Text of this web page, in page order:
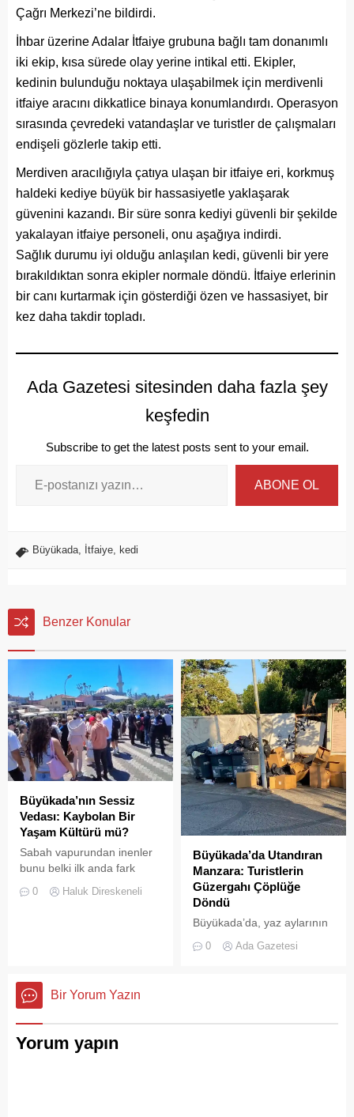
Çağrı Merkezi’ne bildirdi.
İhbar üzerine Adalar İtfaiye grubuna bağlı tam donanımlı
iki ekip, kısa sürede olay yerine intikal etti. Ekipler,
kedinin bulunduğu noktaya ulaşabilmek için merdivenli
itfaiye aracını dikkatlice binaya konumlandırdı. Operasyon
sırasında çevredeki vatandaşlar ve turistler de çalışmaları
endişeli gözlerle takip etti.
Merdiven aracılığıyla çatıya ulaşan bir itfaiye eri, korkmuş
haldeki kediye büyük bir hassasiyetle yaklaşarak
güvenini kazandı. Bir süre sonra kediyi güvenli bir şekilde
yakalayan itfaiye personeli, onu aşağıya indirdi.
Sağlık durumu iyi olduğu anlaşılan kedi, güvenli bir yere
bırakıldıktan sonra ekipler normale döndü. İtfaiye erlerinin
bir canı kurtarmak için gösterdiği özen ve hassasiyet, bir
kez daha takdir topladı.
Ada Gazetesi sitesinden daha fazla şey
keşfedin
Subscribe to get the latest posts sent to your email.
ABONE OL
Büyükada İtfaiye kedi
Benzer Konular
Büyükada’nın Sessiz
Vedası: Kaybolan Bir
Yaşam Kültürü mü?
Sabah vapurundan inenler
bunu belki ilk anda fark
Büyükada’yı elli, altmış yıldır
0 Haluk Direskeneli
Büyükada’da Utandıran
Manzara: Turistlerin
Güzergahı Çöplüğe
Döndü
Büyükada’da, yaz aylarının
ziyaretçi yoğunluğu, temizlik
0 Ada Gazetesi
Bir Yorum Yazın
Yorum yapın